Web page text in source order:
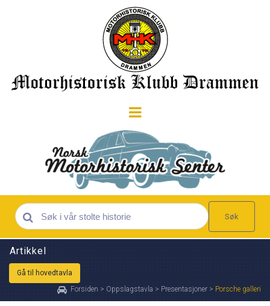
Søk
Artikkel
Gå til hovedtavla
Forsiden > Oppslagstavla > Presentasjoner > Porsche galleri